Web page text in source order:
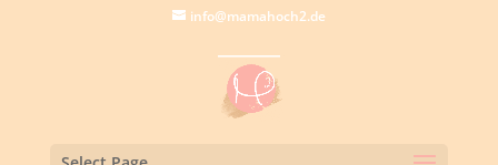
info@mamahoch2.de